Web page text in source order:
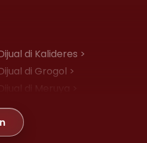
di Kalideres >
di Grogol >
di Meruya >
di Joglo >